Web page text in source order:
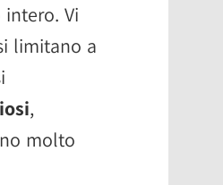
Vi
limitano a
,
molto